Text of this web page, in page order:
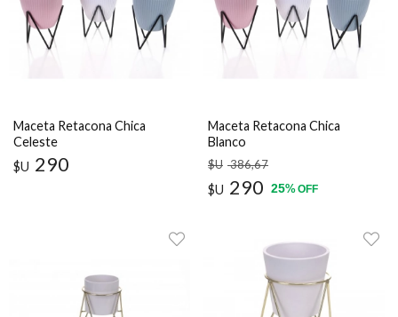
Maceta Retacona Chica
Celeste
$U 290
Maceta Retacona Chica
Blanco
$U 386,67
$U 290 25%OFF